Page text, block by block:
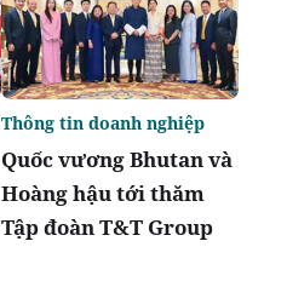
Quốc vương Bhutan và
Hoàng hậu tới thăm
Tập đoàn T&T Group
Thông tin doanh nghiệp